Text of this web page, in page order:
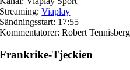
Streaming:Viaplay
Sändningsstart: 17:55
Kommentatorer: Robert
Frankrike-Tjeckien